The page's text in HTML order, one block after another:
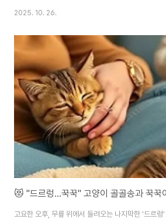
미였다면 어떨까요?강아지의 꼬리는 단순히 감정을
전달하는 매우 정교하고 복잡한 '커뮤니케이션 도구'
잘못 해석하는 것은 아이의 불안을 무시하거나, 위험
같습니다.이 글은 당신을 반려견의 마음을 읽는 '꼬리
완벽 가이드입니다. 행복의 꼬리짓과 경고의 꼬리짓
적으로 증명된 꼬..
2025. 10. 26.
고요한 오후, 무릎 위에서 들려오는 나지막한 '드르